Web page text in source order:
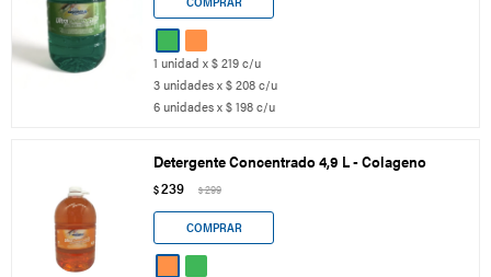
1 unidad x $ 219 c/u
3 unidades x $ 208 c/u
6 unidades x $ 198 c/u
Detergente Concentrado 4,9 L - Colageno
$239 $299